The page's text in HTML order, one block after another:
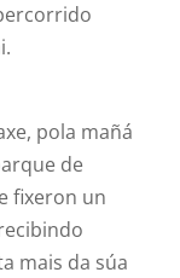
pola mañá
de
fixeron un
mais da súa